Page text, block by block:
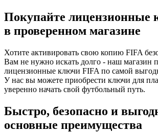
Покупайте лицензионные
в проверенном магазине
Хотите активировать свою копию FIFA
Вам не нужно искать долго - наш магазин
лицензионные ключи FIFA по самой
У нас вы можете приобрести ключи для
уверенно начать свой футбольный путь.
Быстро, безопасно и
основные преимущества